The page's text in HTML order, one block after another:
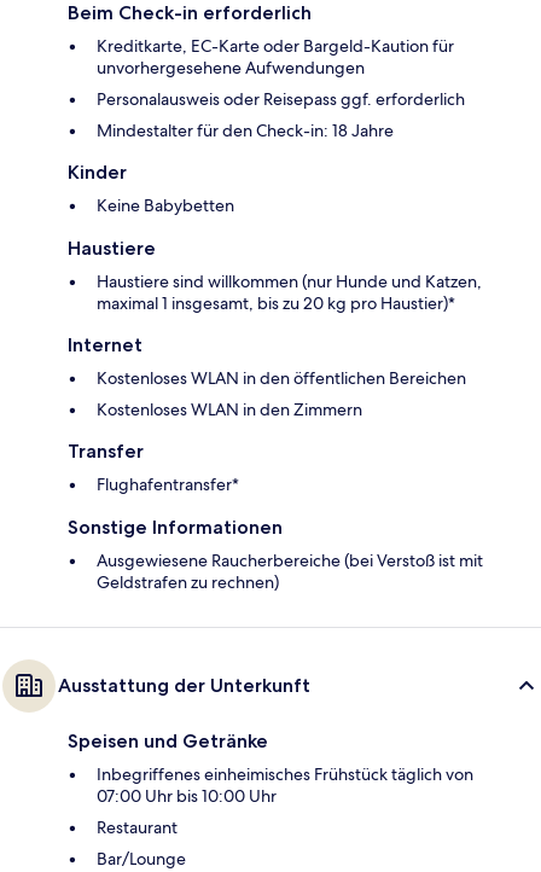
Beim Check-in erforderlich
Kreditkarte, EC-Karte oder Bargeld-Kaution für
unvorhergesehene Aufwendungen
Personalausweis oder Reisepass ggf. erforderlich
Mindestalter für den Check-in: 18 Jahre
Kinder
Keine Babybetten
Haustiere
Haustiere sind willkommen (nur Hunde und Katzen,
maximal 1 insgesamt, bis zu 20 kg pro Haustier)*
Internet
Kostenloses WLAN in den öffentlichen Bereichen
Kostenloses WLAN in den Zimmern
Transfer
Flughafentransfer*
Sonstige Informationen
Ausgewiesene Raucherbereiche (bei Verstoß ist mit
Geldstrafen zu rechnen)
Ausstattung der Unterkunft
Speisen und Getränke
Inbegriffenes einheimisches Frühstück täglich von
07:00 Uhr bis 10:00 Uhr
Restaurant
Bar/Lounge